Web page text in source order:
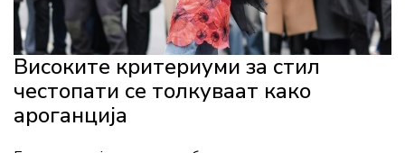
Високите критериуми за стил
честопати се толкуваат како
ароганција